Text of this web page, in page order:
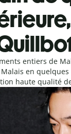
entiers de
en
haute qualité